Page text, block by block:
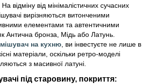
відміну від мінімалістичних сучасних
вирізняються витонченими
елементами та автентичними
Антична бронза, Мідь або Латунь.
на кухню , ви інвестуєте не лише в
матеріали, оскільки ретро-моделі
з масивної латуні.
під старовину, покриття: